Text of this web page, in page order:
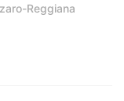
Reggiana